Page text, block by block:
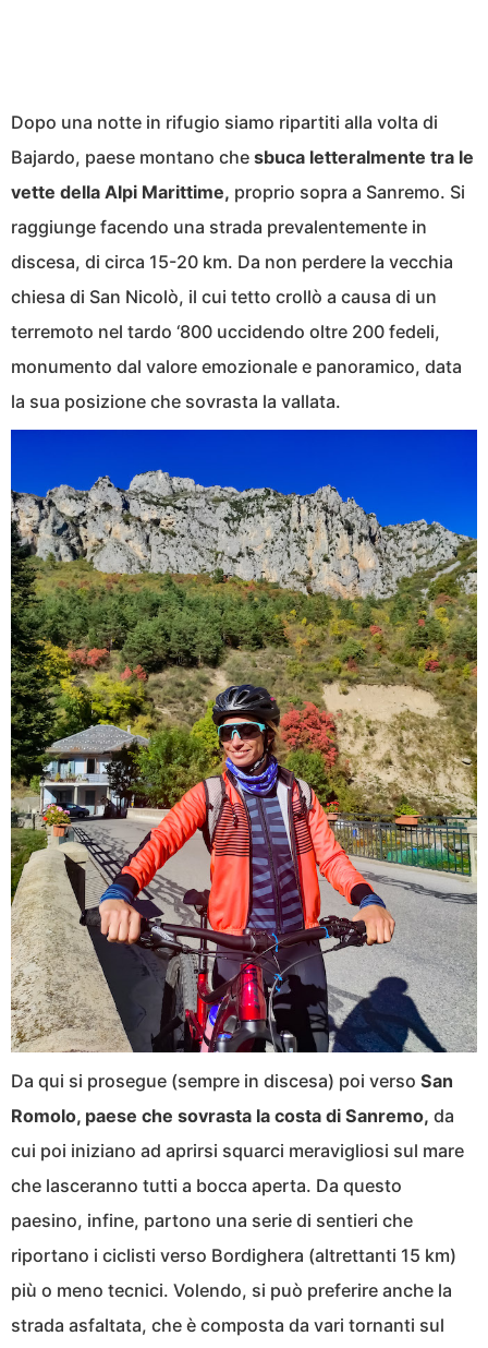
Dopo una notte in rifugio siamo ripartiti alla volta di
Bajardo, paese montano che sbuca letteralmente tra le
vette della Alpi Marittime, proprio sopra a Sanremo. Si
raggiunge facendo una strada prevalentemente in
discesa, di circa 15-20 km. Da non perdere la vecchia
chiesa di San Nicolò, il cui tetto crollò a causa di un
terremoto nel tardo ‘800 uccidendo oltre 200 fedeli,
monumento dal valore emozionale e panoramico, data
la sua posizione che sovrasta la vallata.
Da qui si prosegue (sempre in discesa) poi verso San
Romolo, paese che sovrasta la costa di Sanremo, da
cui poi iniziano ad aprirsi squarci meravigliosi sul mare
che lasceranno tutti a bocca aperta. Da questo
paesino, infine, partono una serie di sentieri che
riportano i ciclisti verso Bordighera (altrettanti 15 km)
più o meno tecnici. Volendo, si può preferire anche la
strada asfaltata, che è composta da vari tornanti sul